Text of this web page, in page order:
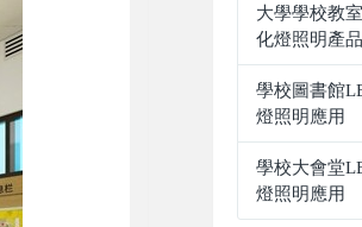
大學學校教
化燈照明產
學校圖書館
燈照明應用
學校大會堂
燈照明應用